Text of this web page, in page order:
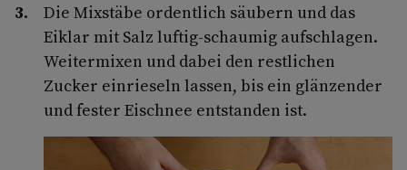
Die Mixstäbe ordentlich säubern und das
Eiklar mit Salz luftig-schaumig aufschlagen.
Weitermixen und dabei den restlichen
Zucker einrieseln lassen, bis ein glänzender
und fester Eischnee entstanden ist.